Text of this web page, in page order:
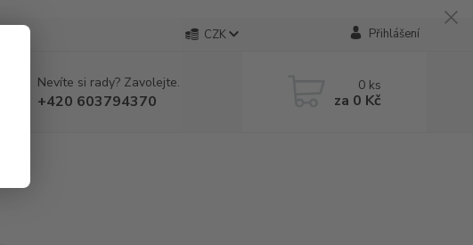
CZK Přihlášení
Nevíte si rady? Zavolejte.
+420 603794370
0 ks
za 0 Kč